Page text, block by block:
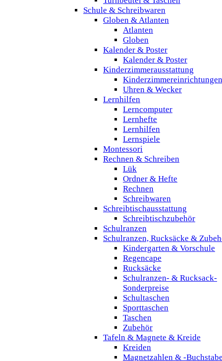
Schule & Schreibwaren
Globen & Atlanten
Atlanten
Globen
Kalender & Poster
Kalender & Poster
Kinderzimmerausstattung
Kinderzimmereinrichtungen
Uhren & Wecker
Lernhilfen
Lerncomputer
Lernhefte
Lernhilfen
Lernspiele
Montessori
Rechnen & Schreiben
Lük
Ordner & Hefte
Rechnen
Schreibwaren
Schreibtischausstattung
Schreibtischzubehör
Schulranzen
Schulranzen, Rucksäcke &
Kindergarten & Vorschule
Regencape
Rucksäcke
Schulranzen- & Rucksack-
Sonderpreise
Schultaschen
Sporttaschen
Taschen
Zubehör
Tafeln & Magnete & Kreide
Kreiden
Magnetzahlen & -